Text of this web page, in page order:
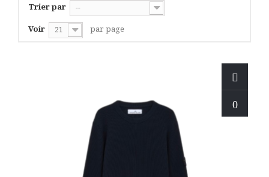
Trier par --
Voir 21 par page